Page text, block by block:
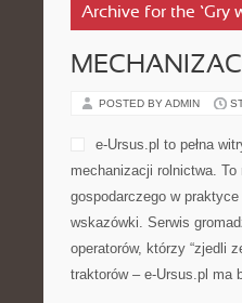
Archive for the ‘Gry
POSTED BY ADMIN
e-Ursus.pl to pełna
mechanizacji rolnictwa.
gospodarczego w
wskazówki. Serwis
operatorów, którzy “zjedli
traktorów – e-Ursus.pl ma